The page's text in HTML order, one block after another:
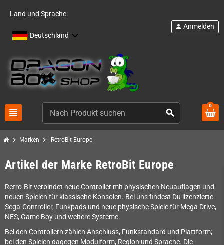
Land und Sprache:
Deutschland
view_headline search
person Anmelden
0
chevron_right Marken chevron_right RetroBit Europe
Artikel der Marke RetroBit Europe
Retro-Bit verbindet neue Controller mit physischen Neuauflagen und
neuen Spielen für klassische Konsolen. Bei uns findest Du lizenzierte
Sega-Controller, Funkpads und neue physische Spiele für Mega Drive,
NES, Game Boy und weitere Systeme.
Bei den Controllern zählen Anschluss, Funkstandard und Plattform;
bei den Spielen dagegen Modulform, Region und Sprache. Die